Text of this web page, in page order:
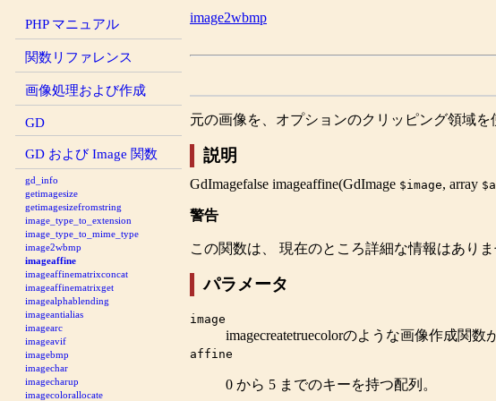
PHP マニュアル
関数リファレンス
画像処理および作成
GD
GD および Image 関数
gd_info
getimagesize
getimagesizefromstring
image_type_to_extension
image_type_to_mime_type
image2wbmp
imageaffine
imageaffinematrixconcat
imageaffinematrixget
imagealphablending
imageantialias
imagearc
imageavif
imagebmp
imagechar
imagecharup
imagecolorallocate
image2wbmp
元の画像を、オプションのクリッピング領域
説明
GdImagefalse imageaffine(GdImage $image, array
警告
この関数は、 現在のところ詳細な情報はあり
パラメータ
image
imagecreatetruecolorのような画像作成関数
affine
0 から 5 までのキーを持つ配列。